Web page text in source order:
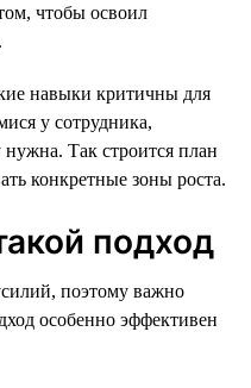
чтобы освоил
навыки критичны для
у сотрудника,
Так строится план
конкретные зоны роста.
подход
поэтому важно
особенно эффективен